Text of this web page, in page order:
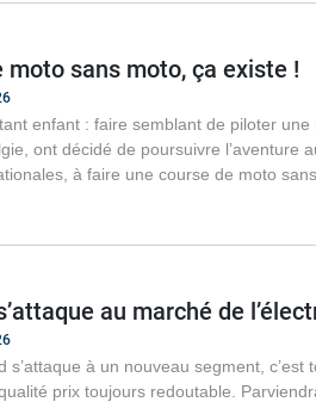
moto sans moto, ça existe !
enfant : faire semblant de piloter
ont décidé de poursuivre l’aventure
à faire une course de moto
au marché de
s’attaque à un nouveau segment,
prix toujours redoutable.